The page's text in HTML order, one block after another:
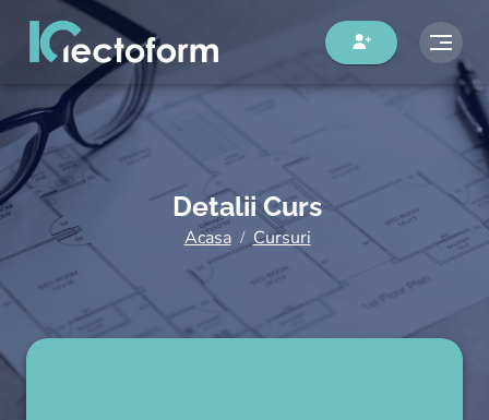
Detalii Curs
Acasa Cursuri